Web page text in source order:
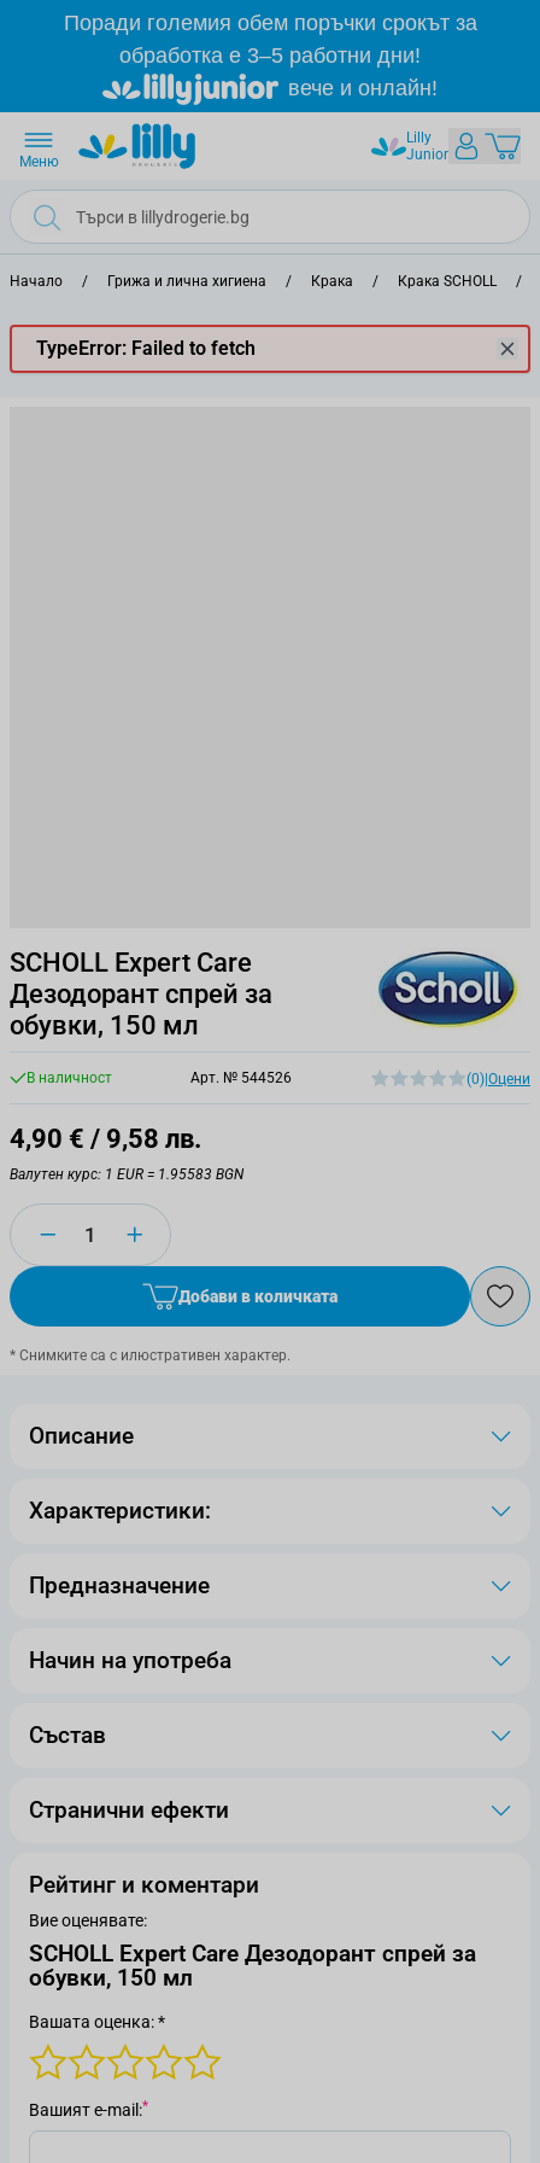
Прескачане към съдържанието
Поради големия обем поръчки срокът за
обработка е 3–5 работни дни!
вече и онлайн!
Lilly
Junior
Меню
Начало / Грижа и лична хигиена / Крака / Крака SCHOLL /
TypeError: Failed to fetch
SCHOLL Expert Care
Дезодорант спрей за
обувки, 150 мл
В наличност Арт. № 544526 (0) Оцени
4,90 € / 9,58 лв.
Валутен курс: 1 EUR = 1.95583 BGN
Количество
Добави в количката
* Снимките са с илюстративен характер.
Описание
Характеристики:
Предназначение
Начин на употреба
Състав
Странични ефекти
Рейтинг и коментари
Вие оценявате:
SCHOLL Expert Care Дезодорант спрей за
обувки, 150 мл
Вашата оценка: *
Вашият е-mail